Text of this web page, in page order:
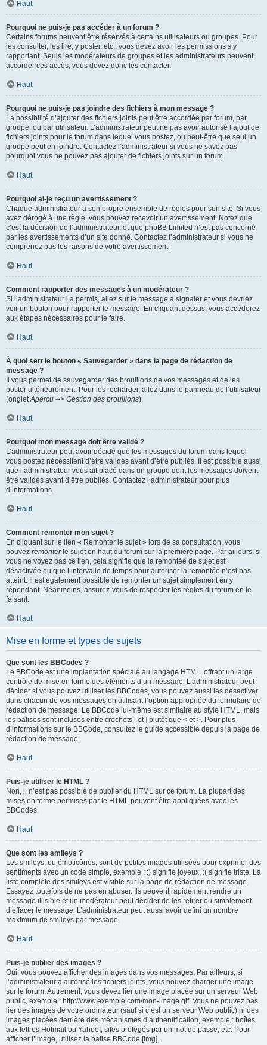
Haut
Pourquoi ne puis-je pas accéder à un forum ?
Certains forums peuvent être réservés à certains utilisateurs ou groupes. Pour
les consulter, les lire, y poster, etc., vous devez avoir les permissions s’y
rapportant. Seuls les modérateurs de groupes et les administrateurs peuvent
accorder ces accès, vous devez donc les contacter.
Haut
Pourquoi ne puis-je pas joindre des fichiers à mon message ?
La possibilité d’ajouter des fichiers joints peut être accordée par forum, par
groupe, ou par utilisateur. L’administrateur peut ne pas avoir autorisé l’ajout de
fichiers joints pour le forum dans lequel vous postez, ou peut-être que seul un
groupe peut en joindre. Contactez l’administrateur si vous ne savez pas
pourquoi vous ne pouvez pas ajouter de fichiers joints sur un forum.
Haut
Pourquoi ai-je reçu un avertissement ?
Chaque administrateur a son propre ensemble de règles pour son site. Si vous
avez dérogé à une règle, vous pouvez recevoir un avertissement. Notez que
c’est la décision de l’administrateur, et que phpBB Limited n’est pas concerné
par les avertissements d’un site donné. Contactez l’administrateur si vous ne
comprenez pas les raisons de votre avertissement.
Haut
Comment rapporter des messages à un modérateur ?
Si l’administrateur l’a permis, allez sur le message à signaler et vous devriez
voir un bouton pour rapporter le message. En cliquant dessus, vous accéderez
aux étapes nécessaires pour le faire.
Haut
À quoi sert le bouton « Sauvegarder » dans la page de rédaction de
message ?
Il vous permet de sauvegarder des brouillons de vos messages et de les
poster ultérieurement. Pour les recharger, allez dans le panneau de l’utilisateur
(ongletAperçu --> Gestion des brouillons).
Haut
Pourquoi mon message doit être validé ?
L’administrateur peut avoir décidé que les messages du forum dans lequel
vous postez nécessitent d’être validés avant d’être publiés. Il est possible aussi
que l’administrateur vous ait placé dans un groupe dont les messages doivent
être validés avant d’être publiés. Contactez l’administrateur pour plus
d’informations.
Haut
Comment remonter mon sujet ?
En cliquant sur le lien « Remonter le sujet » lors de sa consultation, vous
pouvez remonterle sujet en haut du forum sur la première page. Par ailleurs, si
vous ne voyez pas ce lien, cela signifie que la remontée de sujet est
désactivée ou que l’intervalle de temps pour autoriser la remontée n’est pas
atteint. Il est également possible de remonter un sujet simplement en y
répondant. Néanmoins, assurez-vous de respecter les règles du forum en le
faisant.
Haut
Mise en forme et types de sujets
Que sont les BBCodes ?
Le BBCode est une implantation spéciale au langage HTML, offrant un large
contrôle de mise en forme des éléments d’un message. L’administrateur peut
décider si vous pouvez utiliser les BBCodes, vous pouvez aussi les désactiver
dans chacun de vos messages en utilisant l’option appropriée du formulaire de
rédaction de message. Le BBCode lui-même est similaire au style HTML, mais
les balises sont incluses entre crochets [ et ] plutôt que < et >. Pour plus
d’informations sur le BBCode, consultez le guide accessible depuis la page de
rédaction de message.
Haut
Puis-je utiliser le HTML ?
Non, il n’est pas possible de publier du HTML sur ce forum. La plupart des
mises en forme permises par le HTML peuvent être appliquées avec les
BBCodes.
Haut
Que sont les smileys ?
Les smileys, ou émoticônes, sont de petites images utilisées pour exprimer des
sentiments avec un code simple, exemple : :) signifie joyeux, :( signifie triste. La
liste complète des smileys est visible sur la page de rédaction de message.
Essayez toutefois de ne pas en abuser. Ils peuvent rapidement rendre un
message illisible et un modérateur peut décider de les retirer ou simplement
d’effacer le message. L’administrateur peut aussi avoir défini un nombre
maximum de smileys par message.
Haut
Puis-je publier des images ?
Oui, vous pouvez afficher des images dans vos messages. Par ailleurs, si
l’administrateur a autorisé les fichiers joints, vous pouvez charger une image
sur le forum. Autrement, vous devez lier une image placée sur un serveur Web
public, exemple : http://www.exemple.com/mon-image.gif. Vous ne pouvez pas
lier des images de votre ordinateur (sauf si c’est un serveur Web public) ni des
images placées derrière des mécanismes d’authentification, exemple : boîtes
aux lettres Hotmail ou Yahoo!, sites protégés par un mot de passe, etc. Pour
afficher l’image, utilisez la balise BBCode [img].